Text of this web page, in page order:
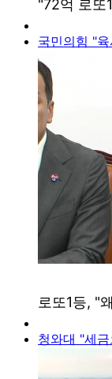
국민의힘 "
청와대 "세